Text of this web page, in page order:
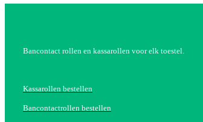
Bancontact rollen en kassarollen voor elk toestel.
Kassarollen bestellen
Bancontactrollen bestellen